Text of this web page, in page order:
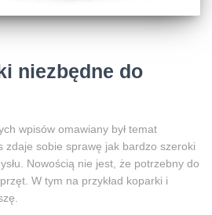
niezbędne do
wpisów omawiany był temat
zdaje sobie sprawę jak bardzo szeroki
Nowością nie jest, że potrzebny do
W tym na przykład koparki i